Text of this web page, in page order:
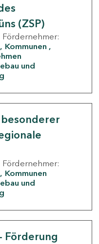
(ZSP)
Fördernehmer:
Kommunen
und
Fördernehmer:
Kommunen
und
Förderung